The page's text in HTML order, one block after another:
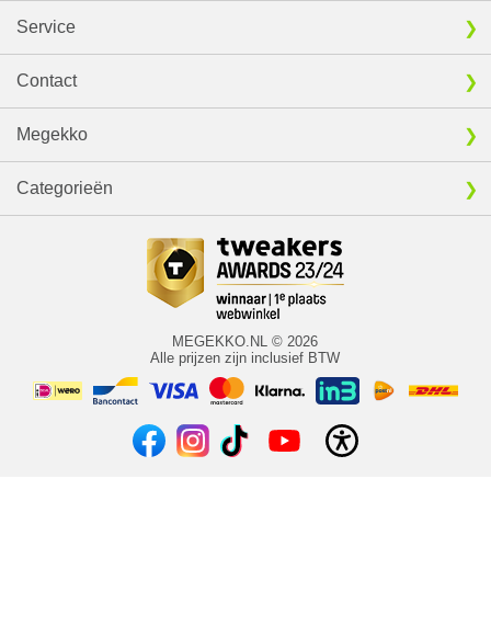
Service
Contact
Megekko
Categorieën
MEGEKKO.NL © 2026
Alle prijzen zijn inclusief BTW